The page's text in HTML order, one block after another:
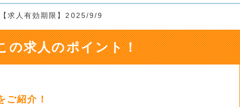
【求人有効期限】2025/9/9
の求人のポイント！
紹介！